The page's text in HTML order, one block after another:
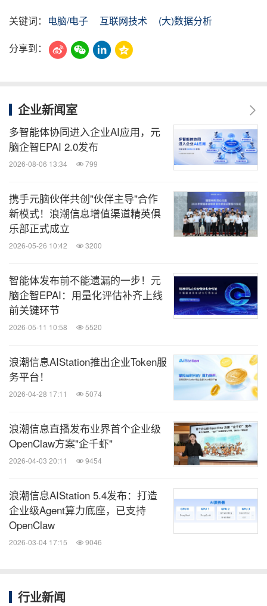
关键词： 电脑/电子 互联网技术
(大)数据分析
分享到：
企业新闻室
多智能体协同进入企业AI应用，元
脑企智EPAI 2.0发布
2026-08-06 13:34 799
携手元脑伙伴共创"伙伴主导"合作
新模式！浪潮信息增值渠道精英俱
乐部正式成立
2026-05-26 10:42 3200
智能体发布前不能遗漏的一步！元
脑企智EPAI：用量化评估补齐上线
前关键环节
2026-05-11 10:58 5520
浪潮信息AIStation推出企业Token服
务平台！
2026-04-28 17:11 5074
浪潮信息直播发布业界首个企业级
OpenClaw方案"企千虾"
2026-04-03 20:11 9454
浪潮信息AIStation 5.4发布：打造
企业级Agent算力底座，已支持
OpenClaw
2026-03-04 17:15 9046
行业新闻